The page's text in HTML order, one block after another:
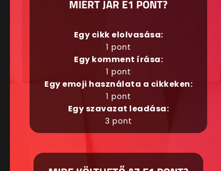
MIÉRT JÁR E1 PONT?
Egy cikk elolvasása:
1 pont
Egy komment írása:
1 pont
Egy emoji használata a cikkeken:
1 pont
Egy szavazat leadása:
3 pont